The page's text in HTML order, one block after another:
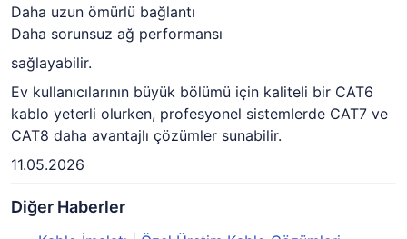
Daha uzun ömürlü bağlantı
Daha sorunsuz ağ performansı
sağlayabilir.
Ev kullanıcılarının büyük bölümü için kaliteli bir CAT6
kablo yeterli olurken, profesyonel sistemlerde CAT7 ve
CAT8 daha avantajlı çözümler sunabilir.
11.05.2026
Diğer Haberler